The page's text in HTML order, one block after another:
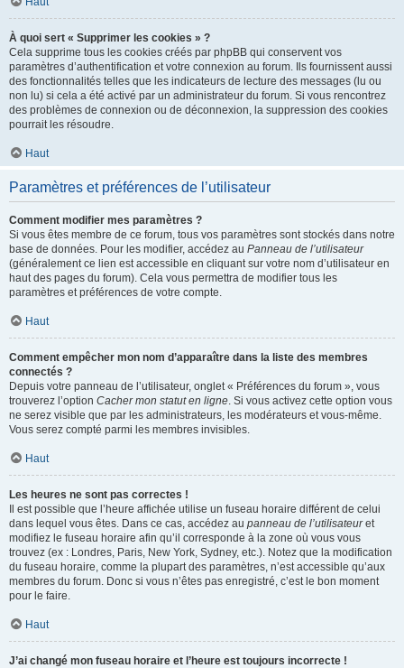
À quoi sert « Supprimer les cookies » ?
Cela supprime tous les cookies créés par phpBB qui conservent vos
paramètres d’authentification et votre connexion au forum. Ils fournissent aussi
des fonctionnalités telles que les indicateurs de lecture des messages (lu ou
non lu) si cela a été activé par un administrateur du forum. Si vous rencontrez
des problèmes de connexion ou de déconnexion, la suppression des cookies
pourrait les résoudre.
Haut
Paramètres et préférences de l’utilisateur
Comment modifier mes paramètres ?
Si vous êtes membre de ce forum, tous vos paramètres sont stockés dans notre
base de données. Pour les modifier, accédez au Panneau de l’utilisateur
(généralement ce lien est accessible en cliquant sur votre nom d’utilisateur en
haut des pages du forum). Cela vous permettra de modifier tous les
paramètres et préférences de votre compte.
Haut
Comment empêcher mon nom d’apparaître dans la liste des membres
connectés ?
Depuis votre panneau de l’utilisateur, onglet « Préférences du forum », vous
trouverez l’option Cacher mon statut en ligne. Si vous activez cette option vous
ne serez visible que par les administrateurs, les modérateurs et vous-même.
Vous serez compté parmi les membres invisibles.
Haut
Les heures ne sont pas correctes !
Il est possible que l’heure affichée utilise un fuseau horaire différent de celui
dans lequel vous êtes. Dans ce cas, accédez au panneau de l’utilisateuret
modifiez le fuseau horaire afin qu’il corresponde à la zone où vous vous
trouvez (ex : Londres, Paris, New York, Sydney, etc.). Notez que la modification
du fuseau horaire, comme la plupart des paramètres, n’est accessible qu’aux
membres du forum. Donc si vous n’êtes pas enregistré, c’est le bon moment
pour le faire.
Haut
J’ai changé mon fuseau horaire et l’heure est toujours incorrecte !